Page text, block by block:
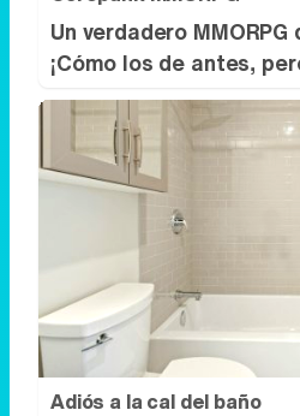
Adiós a la cal del baño
¿Y si pudieras eliminar
esfuerzo?